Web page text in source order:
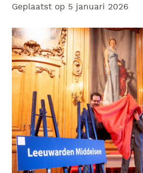
Geplaatst op 5 januari 2026